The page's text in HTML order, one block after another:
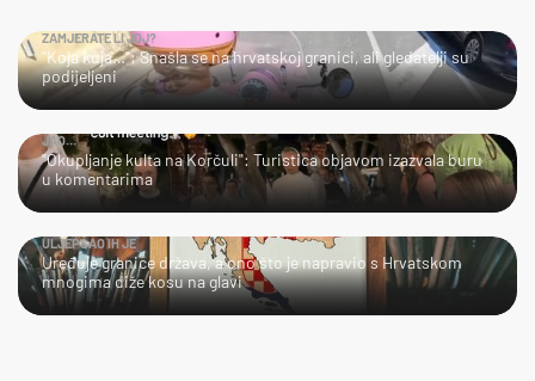
ZAMJERATE LI JOJ?
"Koja kuja…": Snašla se na hrvatskoj granici, ali gledatelji su
podijeljeni
JAO…
"Okupljanje kulta na Korčuli": Turistica objavom izazvala buru
u komentarima
ULJEPŠAO IH JE
Uređuje granice država, a ono što je napravio s Hrvatskom
mnogima diže kosu na glavi